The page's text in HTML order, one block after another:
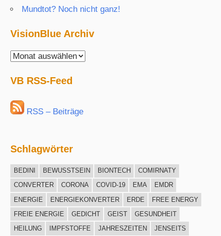
Mundtot? Noch nicht ganz!
VisionBlue Archiv
VisionBlue
VB RSS-Feed
RSS – Beiträge
Schlagwörter
BEDINI BEWUSSTSEIN BIONTECH
COMIRNATY
CONVERTER
CORONA COVID-19 EMA
EMDR
ENERGIE
ENERGIEKONVERTER ERDE
FREE ENERGY
FREIE ENERGIE
GEDICHT GEIST
GESUNDHEIT
HEILUNG
IMPFSTOFFE JAHRESZEITEN
JENSEITS